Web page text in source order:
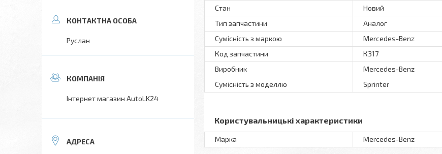
Стан
Новий
Тип запчастини
Аналог
Сумісність з маркою
Mercedes-Benz
Код запчастини
К317
Виробник
Mercedes-Benz
Сумісність з моделлю
Sprinter
Користувальницькі характеристики
Марка Mercedes-Benz
Руслан
Інтернет магазин AutoLK24